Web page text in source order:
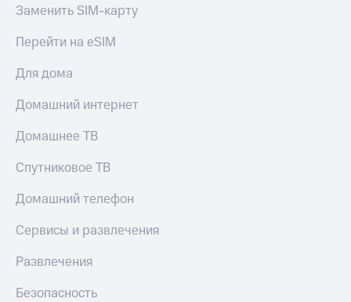
Заменить SIM-карту
Перейти на eSIM
Для дома
Домашний интернет
Домашнее ТВ
Спутниковое ТВ
Домашний телефон
Сервисы и развлечения
Развлечения
Безопасность